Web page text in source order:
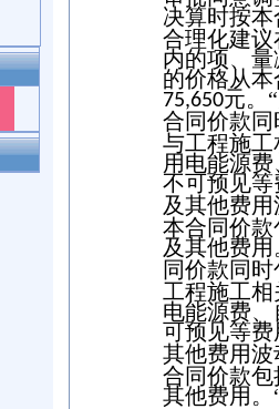
决算时按
合理化建
内的项、
的价格从
75,650元。
合同价款
与工程施
用电能源
不可预见
及其他费
本合同价
及其他费
同价款同
工程施工
电能源费
可预见等费
其他费用
合同价款
其他费用。